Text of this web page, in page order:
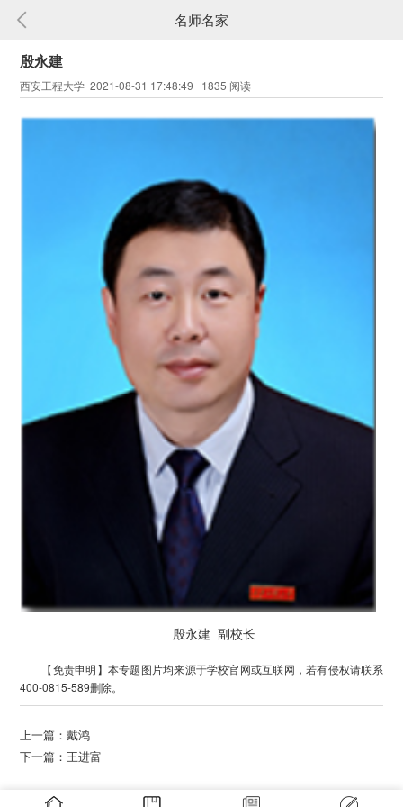
名师名家
殷永建
西安工程大学 2021-08-31 17:48:49 1835 阅读
殷永建 副校长
【免责申明】本专题图片均来源于学校官网或互联网，若有侵权请联系
400-0815-589删除。
上一篇：戴鸿
下一篇： 王进富